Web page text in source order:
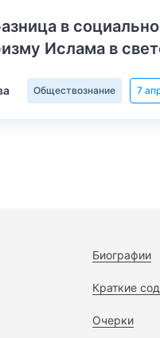
в
Ислама в
Обществознание 7
Биографии
Краткие
Очерки